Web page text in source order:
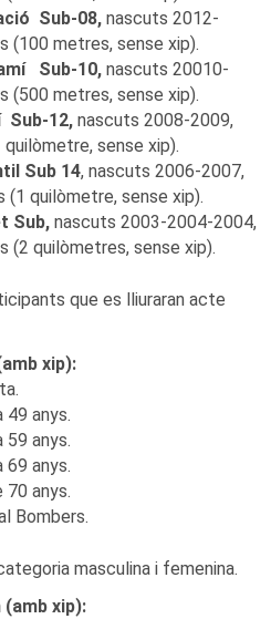
Sub-08, nascuts 2012-
(100 metres, sense xip).
Sub-10, nascuts 20010-
(500 metres, sense xip).
Sub-12, nascuts 2008-2009,
sense xip).
Sub 14, nascuts 2006-2007,
(1 quilòmetre, sense xip).
Sub, nascuts 2003-2004-2004,
(2 quilòmetres, sense xip).
que es lliuraran acte
xip):
49 anys.
59 anys.
69 anys.
70 anys.
Bombers.
masculina i femenina.
(amb xip):